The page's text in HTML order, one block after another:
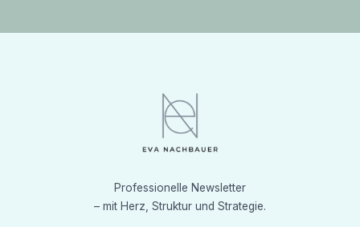
Professionelle Newsletter
– mit Herz, Struktur und Strategie.